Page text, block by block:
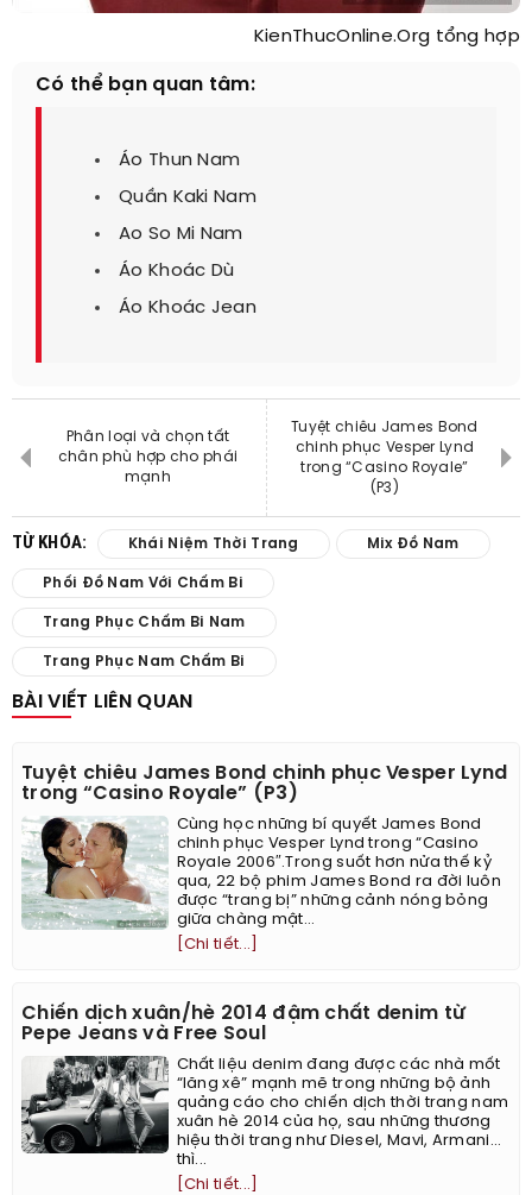
KienThucOnline.Org tổng hợp
Có thể bạn quan tâm:
Áo Thun Nam
Quần Kaki Nam
Ao So Mi Nam
Áo Khoác Dù
Áo Khoác Jean
Phân loại và chọn tất
chân phù hợp cho phái
mạnh
Tuyệt chiêu James Bond
chinh phục Vesper Lynd
trong “Casino Royale”
(P3)
TỪ KHÓA: Khái Niệm Thời Trang Mix Đồ Nam
Phối Đồ Nam Với Chấm Bi
Trang Phục Chấm Bi Nam
Trang Phục Nam Chấm Bi
BÀI VIẾT LIÊN QUAN
Tuyệt chiêu James Bond chinh phục Vesper Lynd
trong “Casino Royale” (P3)
Cùng học những bí quyết James Bond
chinh phục Vesper Lynd trong “Casino
Royale 2006″.Trong suốt hơn nửa thế kỷ
qua, 22 bộ phim James Bond ra đời luôn
được “trang bị” những cảnh nóng bỏng
giữa chàng mật...
[Chi tiết...]
Chiến dịch xuân/hè 2014 đậm chất denim từ
Pepe Jeans và Free Soul
Chất liệu denim đang được các nhà mốt
“lăng xê” mạnh mẽ trong những bộ ảnh
quảng cáo cho chiến dịch thời trang nam
xuân hè 2014 của họ, sau những thương
hiệu thời trang như Diesel, Mavi, Armani…
thì...
[Chi tiết...]